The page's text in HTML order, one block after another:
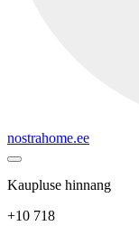
nostrahome.ee
Kaupluse hinnang
+10 718